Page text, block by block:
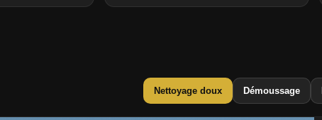
Nettoyage doux Démoussage